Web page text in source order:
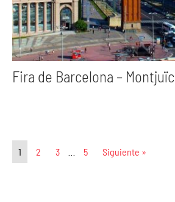
Fira de Barcelona – Montjuïc
1 2 3 … 5 Siguiente »